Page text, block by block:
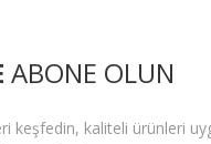
ABONE OLUN
keşfedin, kaliteli ürünleri